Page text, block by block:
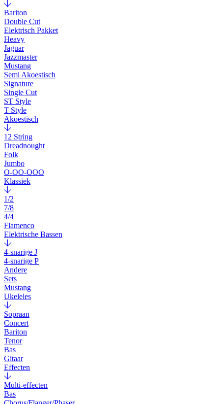
Bariton
Double Cut
Elektrisch Pakket
Heavy
Jaguar
Jazzmaster
Mustang
Semi Akoestisch
Signature
Single Cut
ST Style
T Style
Akoestisch
12 String
Dreadnought
Folk
Jumbo
O-OO-OOO
Klassiek
1/2
7/8
4/4
Flamenco
Elektrische Bassen
4-snarige J
4-snarige P
Andere
Sets
Mustang
Ukeleles
Sopraan
Concert
Bariton
Tenor
Bas
Gitaar
Effecten
Multi-effecten
Bas